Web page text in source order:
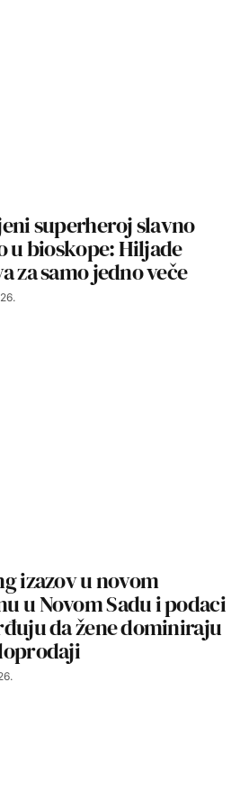
superheroj slavno
u bioskope: Hiljade
za samo jedno veče
izazov u novom
u Novom Sadu i podaci
da žene dominiraju